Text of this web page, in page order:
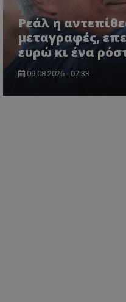
Ρεάλ η
μεταγραφές,
ευρώ κι ένα
09.08.2026 - 07:33